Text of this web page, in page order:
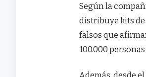
Según la
distribuye kits
falsos que
100.000
Además, desde